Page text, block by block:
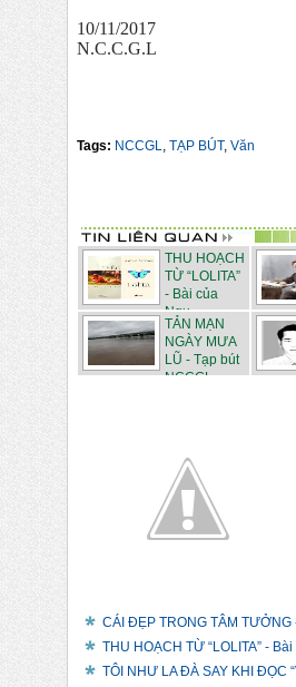
10/11/2017
N.C.C.G.L
Tags: NCCGL, TẠP BÚT, Văn
THU HOẠCH
TỪ “LOLITA”
- Bài của
Ngu...
TẢN MẠN
NGÀY MƯA
LŨ - Tạp bút
NCCGL
CÁI ĐẸP TRONG TÂM
THU HOẠCH TỪ “LOLITA” -
TÔI NHƯ LA ĐÀ SAY KHI ĐỌC